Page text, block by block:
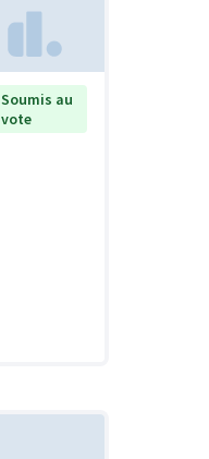
Soumis au
vote